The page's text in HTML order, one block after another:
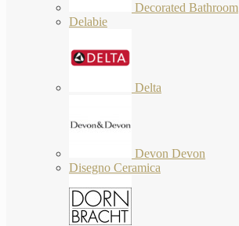
Decorated Bathroom
Delabie
Delta
Devon Devon
Disegno Ceramica